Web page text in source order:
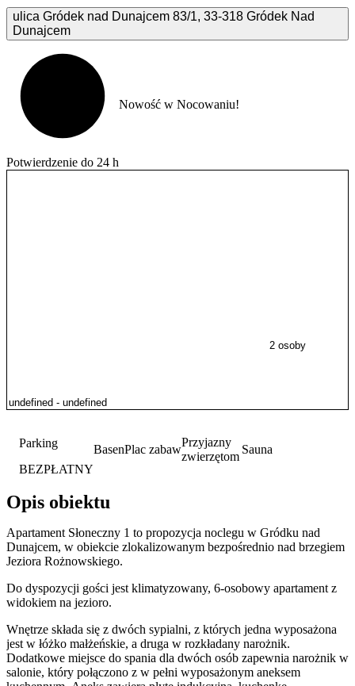
ulica Gródek nad Dunajcem 83/1, 33-318 Gródek Nad
Dunajcem
Potwierdzenie do 24 h
Nowość w Nocowaniu!
Parking
BEZPŁATNY
BasenPlac zabaw
Przyjazny
zwierzętom
Sauna
Opis obiektu
Apartament Słoneczny 1 to propozycja noclegu w Gródku nad
Dunajcem, w obiekcie zlokalizowanym bezpośrednio nad brzegiem
Jeziora Rożnowskiego.
Do dyspozycji gości jest klimatyzowany, 6-osobowy apartament z
widokiem na jezioro.
Wnętrze składa się z dwóch sypialni, z których jedna wyposażona
jest w łóżko małżeńskie, a druga w rozkładany narożnik.
Dodatkowe miejsce do spania dla dwóch osób zapewnia narożnik w
salonie, który połączono z w pełni wyposażonym aneksem
2 osoby